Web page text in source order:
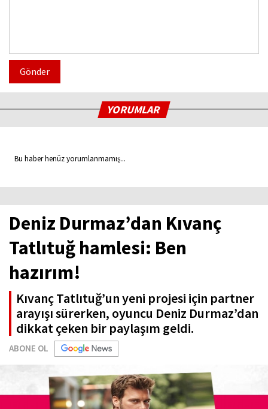
Gönder
YORUMLAR
Bu haber henüz yorumlanmamış...
Deniz Durmaz’dan Kıvanç
Tatlıtuğ hamlesi: Ben
hazırım!
Kıvanç Tatlıtuğ’un yeni projesi için partner
arayışı sürerken, oyuncu Deniz Durmaz’dan
dikkat çeken bir paylaşım geldi.
ABONE OL